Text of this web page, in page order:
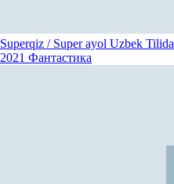
Superqiz / Super ayol Uzbek Tilida
2021 Фантастика